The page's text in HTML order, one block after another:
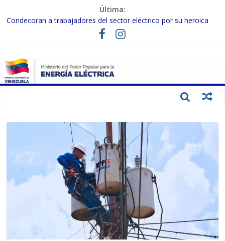
Última:
Condecoran a trabajadores del sector eléctrico por su heroica
labor tras el doble sismo del 24-J
Gobierno Nacional coordina acciones con el sector privado para
Inspeccionan trabajos de rehabilitación en instalaciones del SEN
en Carabobo
Gobierno Nacional activa plan preventivo para fortalecer el SEN